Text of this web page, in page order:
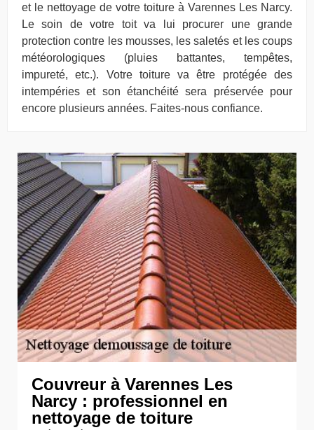
et le nettoyage de votre toiture à Varennes Les Narcy.
Le soin de votre toit va lui procurer une grande
protection contre les mousses, les saletés et les coups
météorologiques (pluies battantes, tempêtes,
impureté, etc.). Votre toiture va être protégée des
intempéries et son étanchéité sera préservée pour
encore plusieurs années. Faites-nous confiance.
Couvreur à Varennes Les
Narcy : professionnel en
nettoyage de toiture